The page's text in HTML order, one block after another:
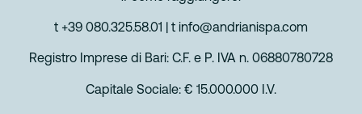
t +39 080.325.58.01 | t info@andrianispa.com
Registro Imprese di Bari: C.F. e P. IVA n. 06880780728
Capitale Sociale: € 15.000.000 I.V.